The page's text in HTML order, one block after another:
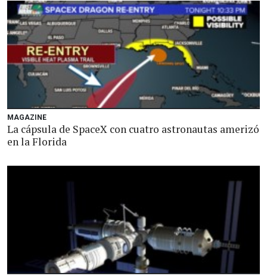
MAGAZINE
La cápsula de SpaceX con cuatro astronautas amerizó
en la Florida